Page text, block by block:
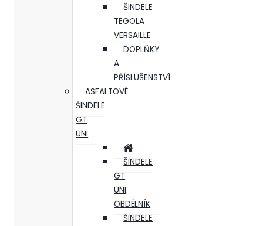
ŠINDELE
TEGOLA
VERSAILLE
DOPLŇKY
A
PŘÍSLUŠENSTVÍ
ASFALTOVÉ
ŠINDELE
GT
UNI
ŠINDELE
GT
UNI
OBDÉLNÍK
ŠINDELE